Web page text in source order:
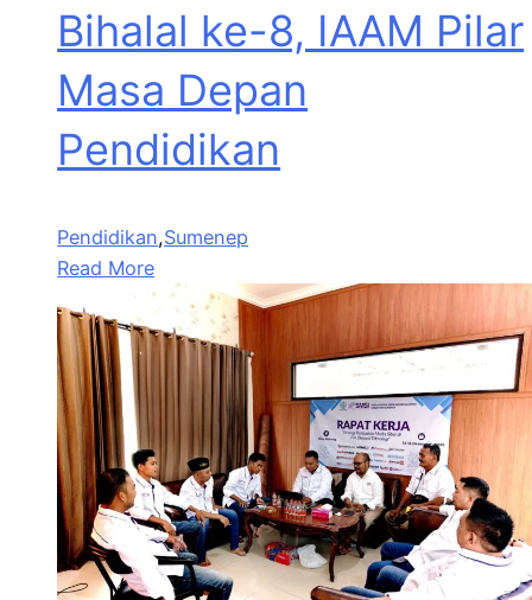
Bihalal ke-8, IAAM Pilar
Masa Depan
Pendidikan
Pendidikan,Sumenep
Read More